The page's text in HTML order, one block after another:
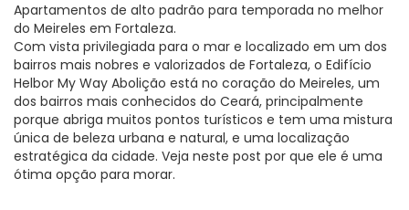
Apartamentos de alto padrão para temporada no melhor
do Meireles em Fortaleza.
Com vista privilegiada para o mar e localizado em um dos
bairros mais nobres e valorizados de Fortaleza, o Edifício
Helbor My Way Abolição está no coração do Meireles, um
dos bairros mais conhecidos do Ceará, principalmente
porque abriga muitos pontos turísticos e tem uma mistura
única de beleza urbana e natural, e uma localização
estratégica da cidade. Veja neste post por que ele é uma
ótima opção para morar.